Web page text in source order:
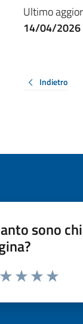
Ultimo
14/04/2026
Indietro
sono
da 1 a 5 stelle la pagina